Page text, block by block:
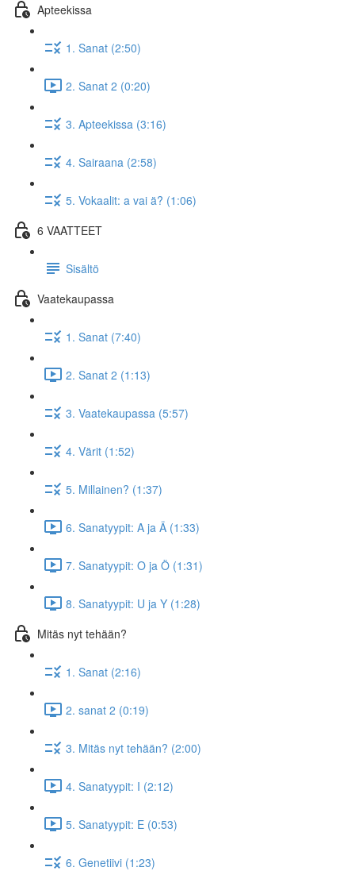
Apteekissa
1. Sanat (2:50)
2. Sanat 2 (0:20)
3. Apteekissa (3:16)
4. Sairaana (2:58)
5. Vokaalit: a vai ä? (1:06)
6 VAATTEET
Sisältö
Vaatekaupassa
1. Sanat (7:40)
2. Sanat 2 (1:13)
3. Vaatekaupassa (5:57)
4. Värit (1:52)
5. Millainen? (1:37)
6. Sanatyypit: A ja Ä (1:33)
7. Sanatyypit: O ja Ö (1:31)
8. Sanatyypit: U ja Y (1:28)
Mitäs nyt tehään?
1. Sanat (2:16)
2. sanat 2 (0:19)
3. Mitäs nyt tehään? (2:00)
4. Sanatyypit: I (2:12)
5. Sanatyypit: E (0:53)
6. Genetiivi (1:23)